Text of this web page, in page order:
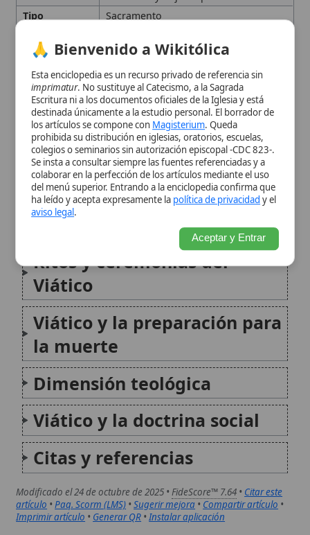
patrístico
Normativa litúrgica actual
Ritos y ceremonias del
Viático
Viático y la preparación para
la muerte
Dimensión teológica
Viático y la doctrina social
Citas y referencias
Modificado el 24 de octubre de 2025 • FideScore™ 7.64 Citar este
artículo• Paq. Scorm (LMS)•
Imprimir artículo
Iglesia Católica en China
La Iglesia católica en China reúne comunidades de
fieles, clero y vida consagrada que mantienen su
comunión con la Iglesia universal, pero afrontan un
contexto histórico marcado por persecuciones,
controles civiles y tensiones eclesiales. La tradición
católica vincula su presencia...
Voluntad, gracia, intelecto
En la teología católica, la voluntad, la gracia y el
prohibida su distribución en iglesias, oratorios, escuelas,
colegios o seminarios sin autorización episcopal -CDC 823-.
colaborar en la perfección de los artículos mediante el uso
del menú superior. Entrando a la enciclopedia confirma que
ha leído y acepta expresamente la
política de privacidad
y el
aviso legal.
Aceptar y Entrar